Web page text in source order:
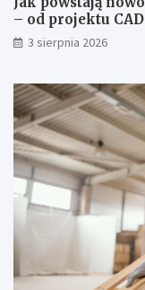
– od projektu
3 sierpnia 2026